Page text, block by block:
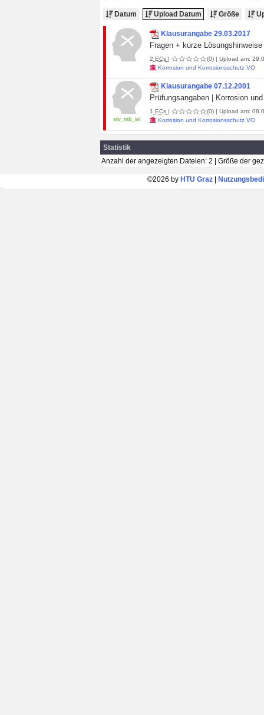
Datum Upload Datum Größe
Klausurangabe 29.03.2017
Fragen + kurze Lösungshinweise
2 ECs | (0) | Upload am:
Korrosion und Korrosionsschutz VO
stv_mb_wi
Klausurangabe 07.12.2001
Prüfungsangaben | Korrosion
1 ECs | (0) | Upload am:
Korrosion und Korrosionsschutz VO
Statistik
Anzahl der angezeigten Dateien: 2 | Größe der
©2026 by HTU Graz|